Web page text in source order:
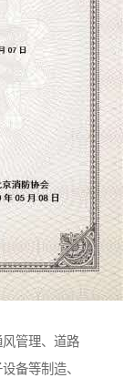
管理、道路
备等制造、